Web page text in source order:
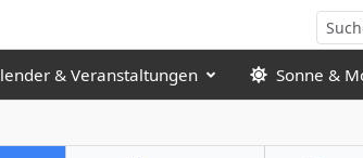
& Veranstaltungen Sonne &